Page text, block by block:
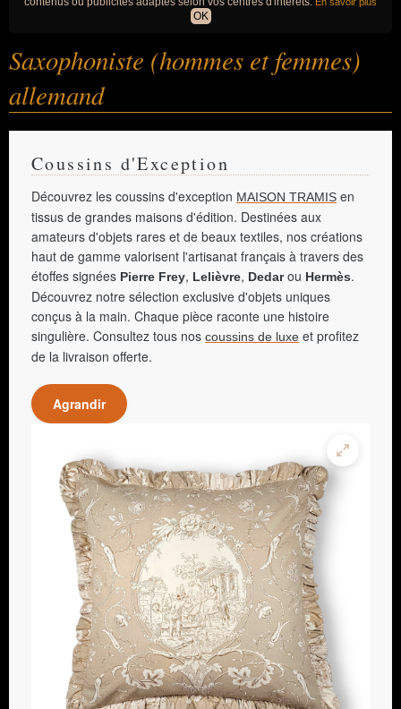
OK
Saxophoniste (hommes et femmes)
allemand
Coussins d'Exception
Découvrez les coussins d'exception MAISON TRAMIS en
tissus de grandes maisons d'édition. Destinées aux
amateurs d'objets rares et de beaux textiles, nos créations
haut de gamme valorisent l'artisanat français à travers des
étoffes signées Pierre Frey, Lelièvre, Dedarou Hermès.
Découvrez notre sélection exclusive d'objets uniques
conçus à la main. Chaque pièce raconte une histoire
singulière. Consultez tous nos coussins de luxe et profitez
de la livraison offerte.
Agrandir